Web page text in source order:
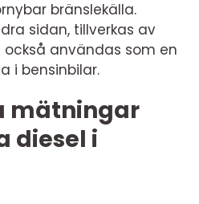
bränslekälla.
sidan, tillverkas av
användas som en
i bensinbilar.
mätningar
diesel i